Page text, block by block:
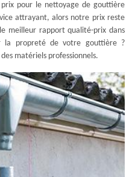
pour le nettoyage de gouttière
attrayant, alors notre prix reste
meilleur rapport qualité-prix dans
la propreté de votre gouttière ?
matériels professionnels.